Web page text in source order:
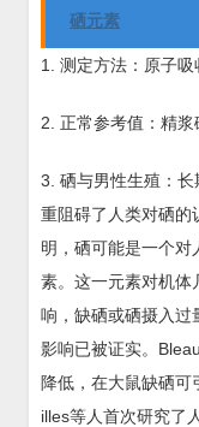
硒元素
1. 测定方法：原子吸
2. 正常参考值：精浆
3. 硒与男性生殖：
重阻碍了人类对硒的
明，硒可能是一个对
素。这一元素对机体
响，缺硒或硒摄入过
影响已被证实。
降低，在大鼠缺硒
illes等人首次研究了